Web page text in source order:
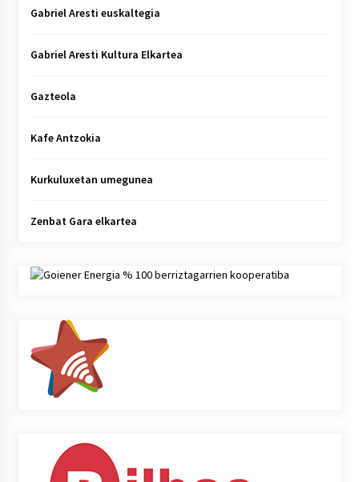
Gabriel Aresti euskaltegia
Gabriel Aresti Kultura Elkartea
Gazteola
Kafe Antzokia
Kurkuluxetan umegunea
Zenbat Gara elkartea